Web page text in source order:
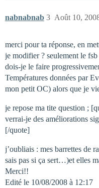
nabnabnab Août 10,
3
merci pour ta réponse, en
je modifier ? seulement le
dois-je le faire
Températures données par
mon petit OC) alors que je
je repose ma tite question ;
verrai-je des améliorations
[/quote]
j’oubliais : mes barrettes de
sais pas si ça sert…)et elles
Merci!!
Edité le 10/08/2008 à 12:17